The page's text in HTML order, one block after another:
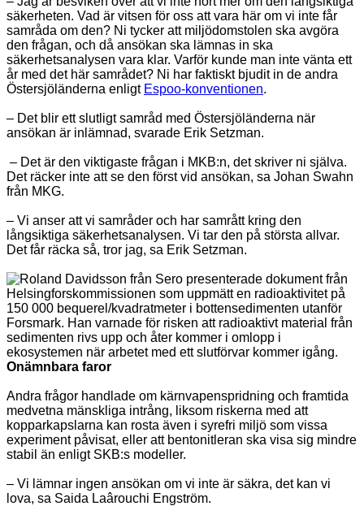
säkerheten. Vad är vitsen för oss att vara här om vi inte får
samråda om den? Ni tycker att miljödomstolen ska avgöra
den frågan, och då ansökan ska lämnas in ska
säkerhetsanalysen vara klar. Varför kunde man inte vänta ett
år med det här samrådet? Ni har faktiskt bjudit in de andra
Östersjöländerna enligt Espoo-konventionen.
– Det blir ett slutligt samråd med Östersjöländerna när
ansökan är inlämnad, svarade Erik Setzman.
– Det är den viktigaste frågan i MKB:n, det skriver ni själva.
Det räcker inte att se den först vid ansökan, sa Johan Swahn
från MKG.
– Vi anser att vi samråder och har samrått kring den
långsiktiga säkerhetsanalysen. Vi tar den på största allvar.
Det får räcka så, tror jag, sa Erik Setzman.
Onämnbara faror
Andra frågor handlade om kärnvapenspridning och framtida
medvetna mänskliga intrång, liksom riskerna med att
kopparkapslarna kan rosta även i syrefri miljö som vissa
experiment påvisat, eller att bentonitleran ska visa sig mindre
stabil än enligt SKB:s modeller.
– Vi lämnar ingen ansökan om vi inte är säkra, det kan vi
lova, sa Saida Laârouchi Engström.